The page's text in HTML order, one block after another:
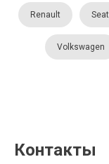
Renault Seat
Volkswagen
Контакты